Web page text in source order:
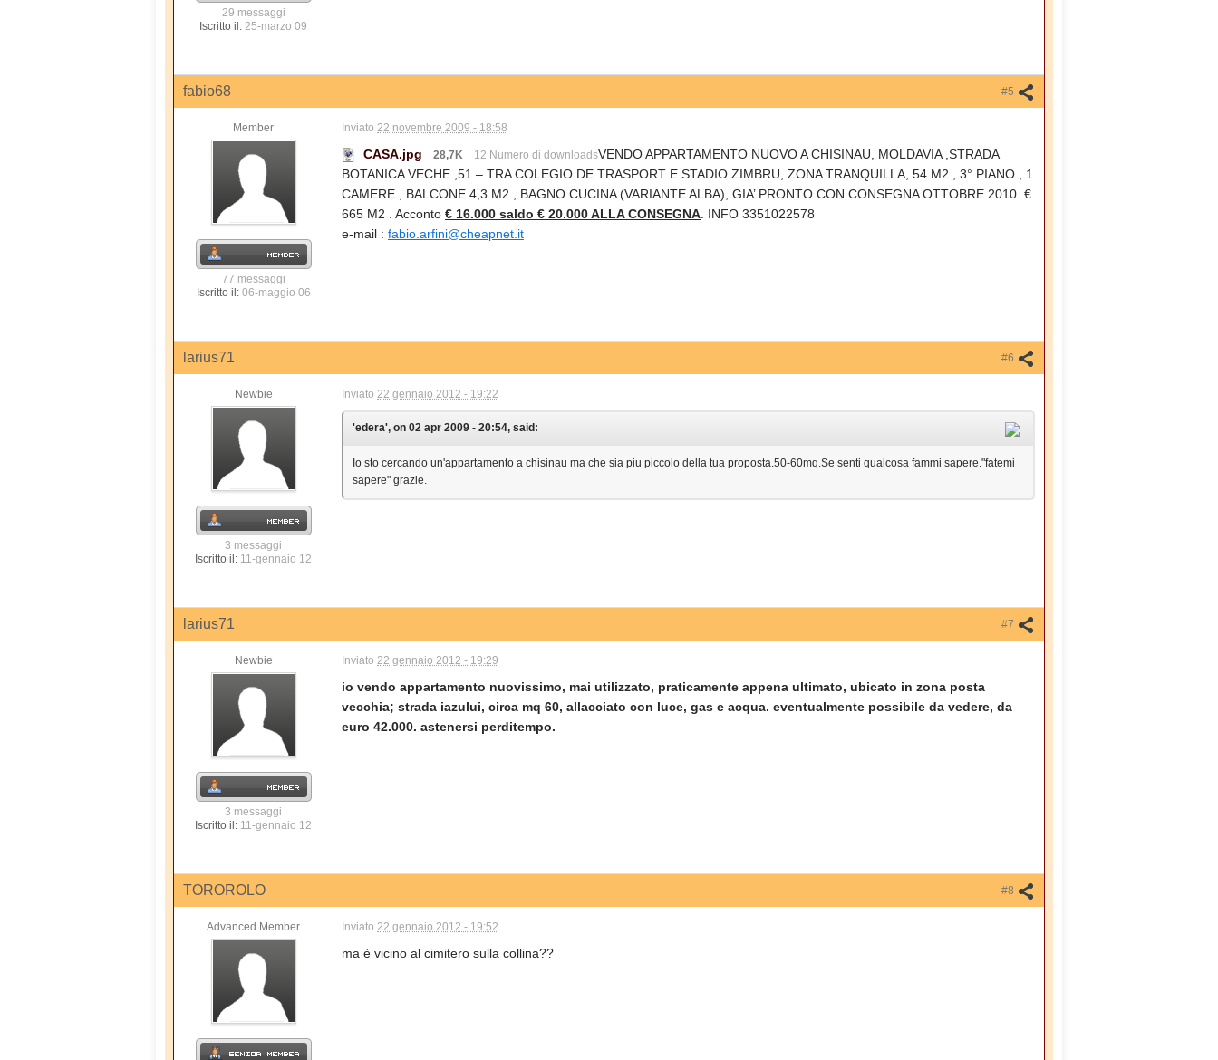
29 messaggi
Iscritto il: 25-marzo 09
#5
fabio68
Member
77 messaggi
Iscritto il: 06-maggio 06
Inviato 22 novembre 2009 - 18:58
CASA.jpg 28,7K 12 Numero di downloadsVENDO APPARTAMENTO NUOVO A CHISINAU, MOLDAVIA ,STRADA
BOTANICA VECHE ,51 – TRA COLEGIO DE TRASPORT E STADIO ZIMBRU, ZONA TRANQUILLA, 54 M2 , 3° PIANO , 1
CAMERE , BALCONE 4,3 M2 , BAGNO CUCINA (VARIANTE ALBA), GIA’ PRONTO CON CONSEGNA OTTOBRE 2010. €
665 M2 . Acconto € 16.000 saldo € 20.000 ALLA CONSEGNA . INFO 3351022578
e-mail : fabio.arfini@cheapnet.it
#6
larius71
Newbie
3 messaggi
Iscritto il: 11-gennaio 12
Inviato 22 gennaio 2012 - 19:22
'edera', on 02 apr 2009 - 20:54, said:
Io sto cercando un'appartamento a chisinau ma che sia piu piccolo della tua proposta.50-60mq.Se senti qualcosa fammi sapere."fatemi
sapere" grazie.
#7
larius71
Newbie
3 messaggi
Iscritto il: 11-gennaio 12
Inviato 22 gennaio 2012 - 19:29
io vendo appartamento nuovissimo, mai utilizzato, praticamente appena ultimato, ubicato in zona posta
vecchia; strada iazului, circa mq 60, allacciato con luce, gas e acqua. eventualmente possibile da vedere, da
euro 42.000. astenersi perditempo.
#8
TOROROLO
Advanced Member Inviato 22 gennaio 2012 - 19:52
ma è vicino al cimitero sulla collina??